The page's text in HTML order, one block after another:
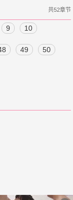
共52章节
9 10
49 50